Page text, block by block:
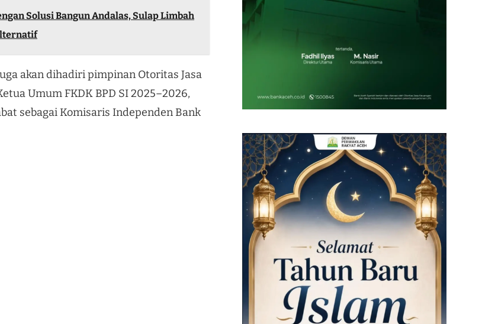
Solusi Bangun Andalas, Sulap Limbah
akan dihadiri pimpinan Otoritas Jasa
Umum FKDK BPD SI 2025–2026,
sebagai Komisaris Independen Bank